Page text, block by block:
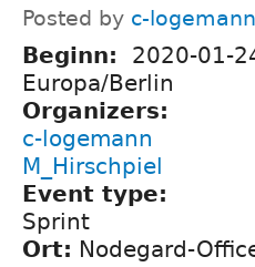
Posted by c-logemann
Beginn: 2020-01-
Europa/Berlin
Organizers:
c-logemann
M_Hirschpiel
Event type:
Sprint
Ort: Nodegard-